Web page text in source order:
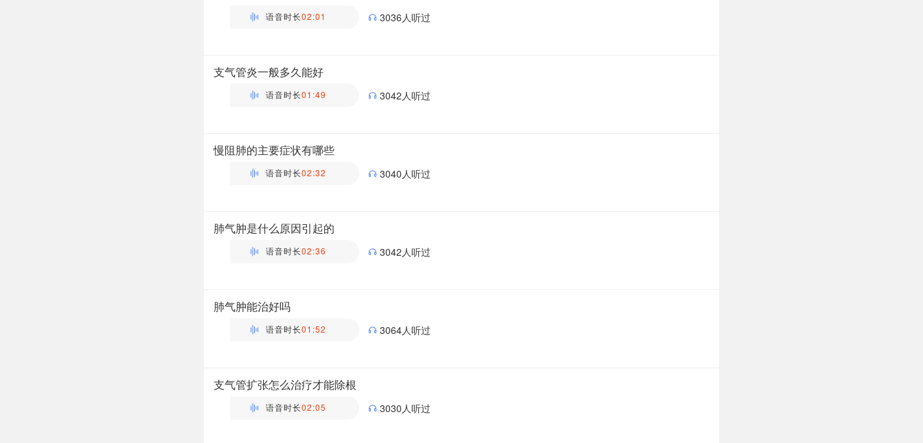
语音时长02:01 3036人听过
支气管炎一般多久能好
语音时长01:49 3042人听过
慢阻肺的主要症状有哪些
语音时长02:32 3040人听过
肺气肿是什么原因引起的
语音时长02:36 3042人听过
肺气肿能治好吗
语音时长01:52 3064人听过
支气管扩张怎么治疗才能除根
语音时长02:05 3030人听过